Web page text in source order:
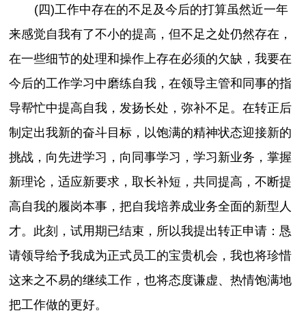
(四)工作中存在的不足及今后的打算虽然近一年
来感觉自我有了不小的提高，但不足之处仍然存在，
在一些细节的处理和操作上存在必须的欠缺，我要在
今后的工作学习中磨练自我，在领导主管和同事的指
导帮忙中提高自我，发扬长处，弥补不足。在转正后
制定出我新的奋斗目标，以饱满的精神状态迎接新的
挑战，向先进学习，向同事学习，学习新业务，掌握
新理论，适应新要求，取长补短，共同提高，不断提
高自我的履岗本事，把自我培养成业务全面的新型人
才。此刻，试用期已结束，所以我提出转正申请：恳
请领导给予我成为正式员工的宝贵机会，我也将珍惜
这来之不易的继续工作，也将态度谦虚、热情饱满地
把工作做的更好。